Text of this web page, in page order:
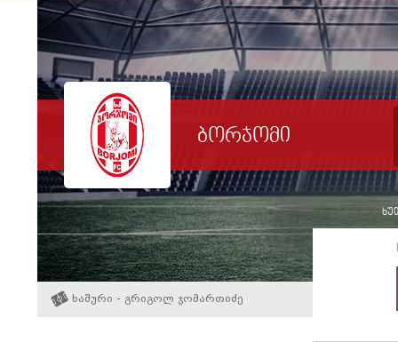
ბორჯომი
ხაშური - გრიგოლ ჯომართიძე